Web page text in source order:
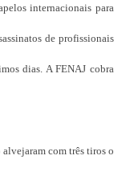
internacionais para
de profissionais
dias. A FENAJ cobra
com três tiros o